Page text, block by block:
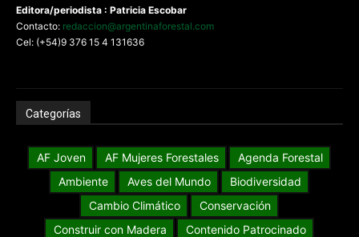
Editora/periodista : Patricia Escobar
Contacto: redaccion@argentinaforestal.com
Cel: (+54)9 376 15 4 131636
Categorías
AF Joven AF Mujeres Forestales
Agenda Forestal
Ambiente
Aves del Mundo
Biodiversidad
Cambio Climático
Conservación
Construir con Madera
Contenido Patrocinado